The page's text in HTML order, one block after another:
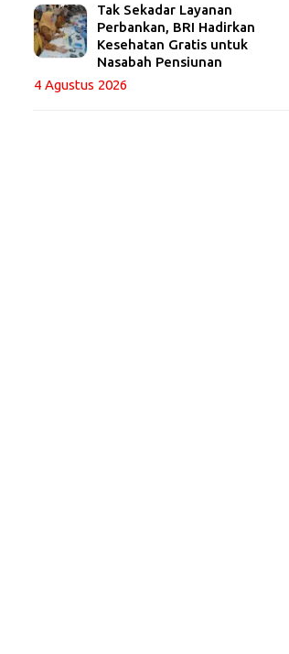
Tak Sekadar Layanan
Perbankan, BRI Hadirkan
Kesehatan Gratis untuk
Nasabah Pensiunan
4 Agustus 2026